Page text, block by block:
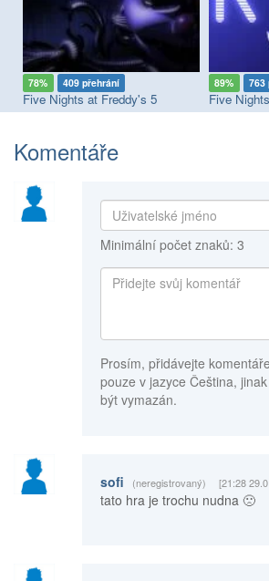
78% 409 přehrání
Five Nights at Freddy's 5
89% 763
Komentáře
Minimální počet znaků: 3
Prosím, přidávejte komentáře
pouze v jazyce Čeština,
být vymazán.
sofi (neregistrovaný) [21:28
tato hra je trochu nudna 🙁